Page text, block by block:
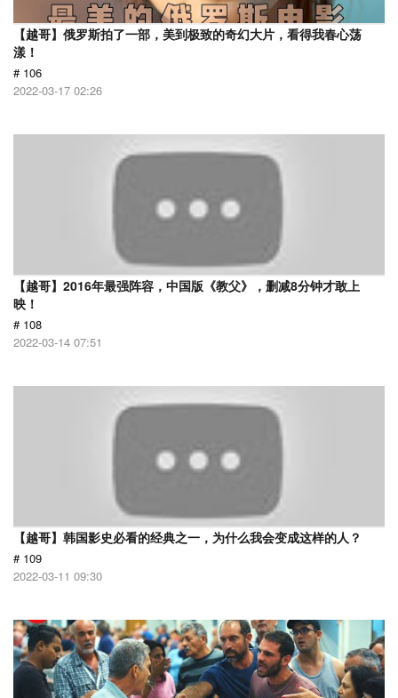
【越哥】俄罗斯拍了一部，美到极致的奇幻大片，看得我春心荡
漾！
# 106
2022-03-17 02:26
【越哥】2016年最强阵容，中国版《教父》，删减8分钟才敢上
映！
# 108
2022-03-14 07:51
【越哥】韩国影史必看的经典之一，为什么我会变成这样的人？
# 109
2022-03-11 09:30